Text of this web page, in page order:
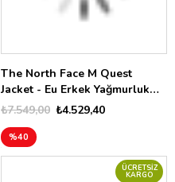
The North Face M Quest
Jacket - Eu Erkek Yağmurluk
NF00A8AZ6IH1₺4.529,40
₺7.549,00
%40
ÜCRETSIZ
KARGO